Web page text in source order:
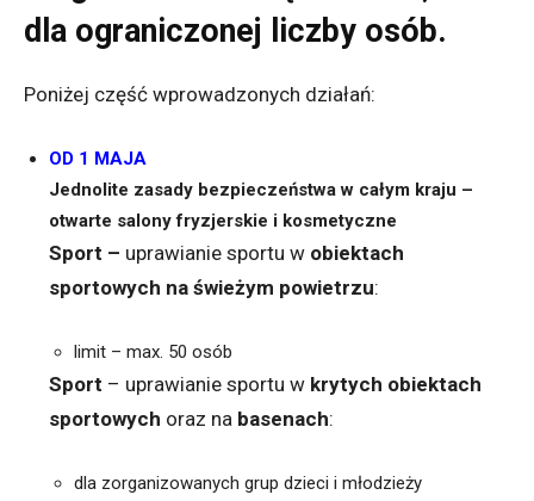
dla ograniczonej liczby osób.
Poniżej część wprowadzonych działań:
OD 1 MAJA
Jednolite zasady bezpieczeństwa w całym kraju –
otwarte salony fryzjerskie i kosmetyczne
Sport – uprawianie sportu w obiektach
sportowych na świeżym powietrzu:
limit – max. 50 osób
Sport – uprawianie sportu w krytych obiektach
sportowych oraz na basenach:
dla zorganizowanych grup dzieci i młodzieży